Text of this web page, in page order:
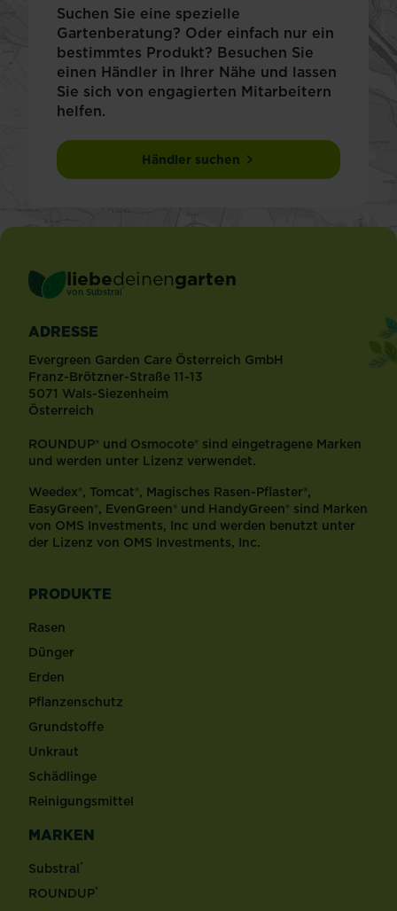
Suchen Sie eine spezielle
Gartenberatung? Oder einfach nur ein
bestimmtes Produkt? Besuchen Sie
einen Händler in Ihrer Nähe und lassen
Sie sich von engagierten Mitarbeitern
helfen.
Händler suchen
liebedeinengarten
von Substral ®
ADRESSE
Evergreen Garden Care Österreich GmbH
Franz-Brötzner-Straße 11-13
5071 Wals-Siezenheim
Österreich
ROUNDUP® und Osmocote® sind eingetragene Marken
und werden unter Lizenz verwendet.
Weedex®, Tomcat®, Magisches Rasen-Pflaster®,
EasyGreen®, EvenGreen® und HandyGreen® sind Marken
von OMS Investments, Inc und werden benutzt unter
der Lizenz von OMS Investments, Inc.
PRODUKTE
Rasen
Dünger
Erden
Pflanzenschutz
Grundstoffe
Unkraut
Schädlinge
Reinigungsmittel
MARKEN
Substral®
ROUNDUP®